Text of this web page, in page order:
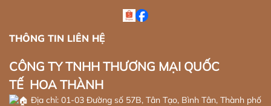
THÔNG TIN LIÊN HỆ
CÔNG TY TNHH THƯƠNG MẠI QUỐC
TẾ HOA THÀNH
Địa chỉ: 01-03 Đường số 57B, Tân Tạo, Bình Tân, Thành phố